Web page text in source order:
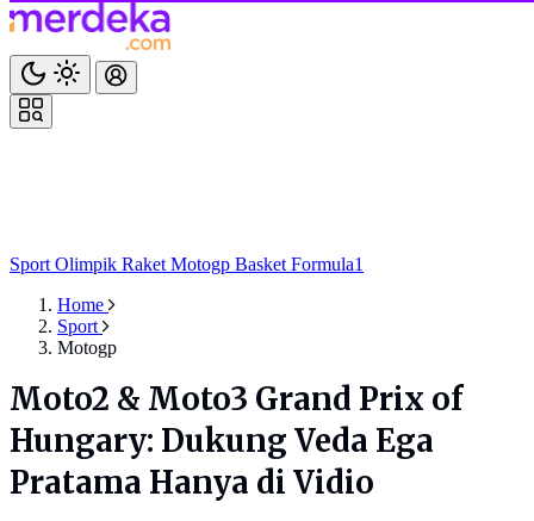
Sport Olimpik Raket Motogp Basket Formula1
Home
Sport
Motogp
Moto2 & Moto3 Grand Prix of
Hungary: Dukung Veda Ega
Pratama Hanya di Vidio